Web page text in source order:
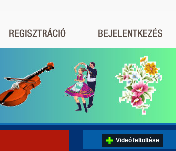
Videó feltöltése